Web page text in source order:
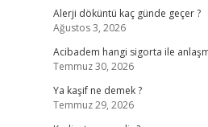
Alerji döküntü kaç günde geçer ?
Ağustos 3, 2026
Acibadem hangi sigorta ile
Temmuz 30, 2026
Ya kaşif ne demek ?
Temmuz 29, 2026